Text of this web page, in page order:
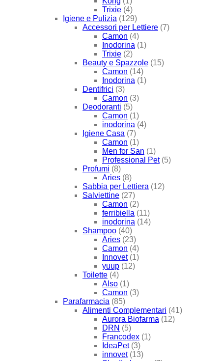
Trixie (4)
Igiene e Pulizia (129)
Accessori per Lettiere (7)
Camon (4)
Inodorina (1)
Trixie (2)
Beauty e Spazzole (15)
Camon (14)
Inodorina (1)
Dentifrici (3)
Camon (3)
Deodoranti (5)
Camon (1)
inodorina (4)
Igiene Casa (7)
Camon (1)
Men for San (1)
Professional Pet (5)
Profumi (8)
Aries (8)
Sabbia per Lettiera (12)
Salviettine (27)
Camon (2)
ferribiella (11)
inodorina (14)
Shampoo (40)
Aries (23)
Camon (4)
Innovet (1)
yuup (12)
Toilette (4)
Also (1)
Camon (3)
Parafarmacia (85)
Alimenti Complementari (41)
Aurora Biofarma (12)
DRN (5)
Francodex (1)
IdeaPet (3)
innovet (13)